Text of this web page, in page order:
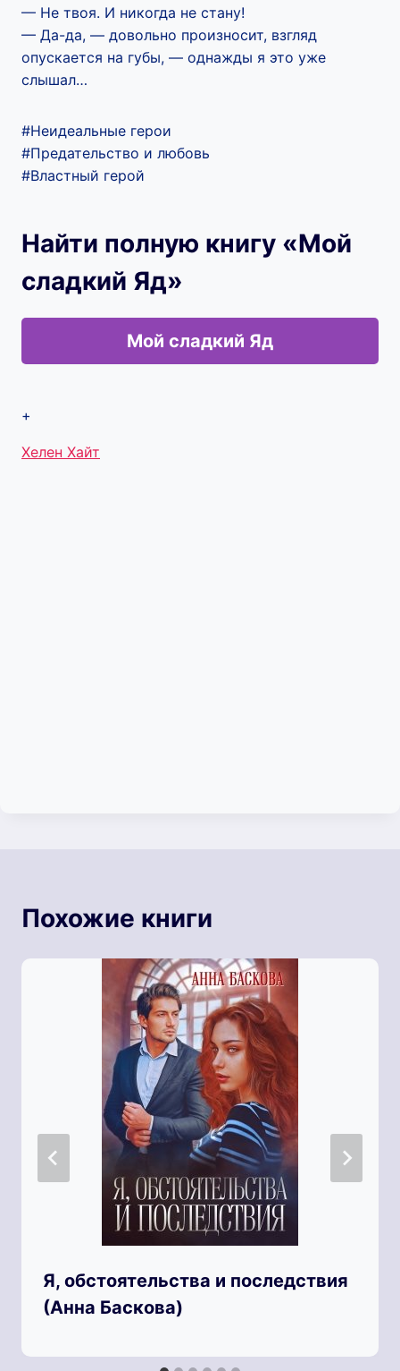
— Не твоя. И никогда не стану!
— Да-да, — довольно произносит, взгляд
опускается на губы, — однажды я это уже
слышал…
#Неидеальные герои
#Предательство и любовь
#Властный герой
Найти полную книгу «Мой
сладкий Яд»
Мой сладкий Яд
+
Метки
Хелен Хайт
Похожие книги
Я, обстоятельства и последствия
(Анна Баскова)